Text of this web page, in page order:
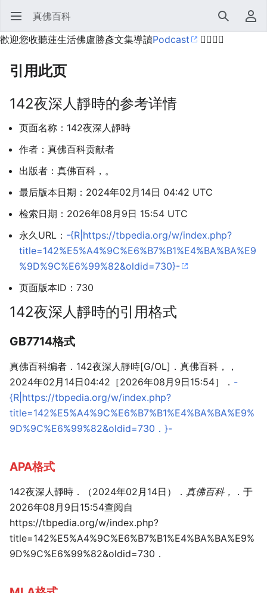
打开主菜单 真佛百科 搜索
用户菜单
歡迎您收聽蓮生活佛盧勝彥文集導讀Podcast 🙋‍♂️🙋‍♀️
引用此页
142夜深人靜時的参考详情
页面名称：142夜深人靜時
作者：真佛百科贡献者
出版者：真佛百科，。
最后版本日期：2024年02月14日 04:42 UTC
检索日期：2026年08月9日 15:54 UTC
永久URL： -{R|https://tbpedia.org/w/index.php?
title=142%E5%A4%9C%E6%B7%B1%E4%BA%BA%E9
%9D%9C%E6%99%82&oldid=730}-
页面版本ID：730
142夜深人靜時的引用格式
GB7714格式
真佛百科编者．142夜深人靜時[G/OL]．真佛百科，，
2024年02月14日04:42［2026年08月9日15:54］． -
{R|https://tbpedia.org/w/index.php?
title=142%E5%A4%9C%E6%B7%B1%E4%BA%BA%E9%
9D%9C%E6%99%82&oldid=730．}-
APA格式
142夜深人靜時．（2024年02月14日）． 真佛百科，
．于
2026年08月9日15:54查阅自
https://tbpedia.org/w/index.php?
title=142%E5%A4%9C%E6%B7%B1%E4%BA%BA%E9%
9D%9C%E6%99%82&oldid=730．